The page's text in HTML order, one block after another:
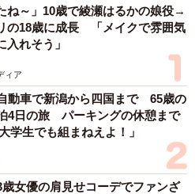
ね～」10歳で綾瀬はるかの娘役→
の18歳に成長 「メイクで雰囲気
入れそう」
ィア
動車で新潟から四国まで 65歳の
4日の旅 パーキングの休憩まで
学生でも組まねえよ！」
女優の肩見せコーデでファンざ